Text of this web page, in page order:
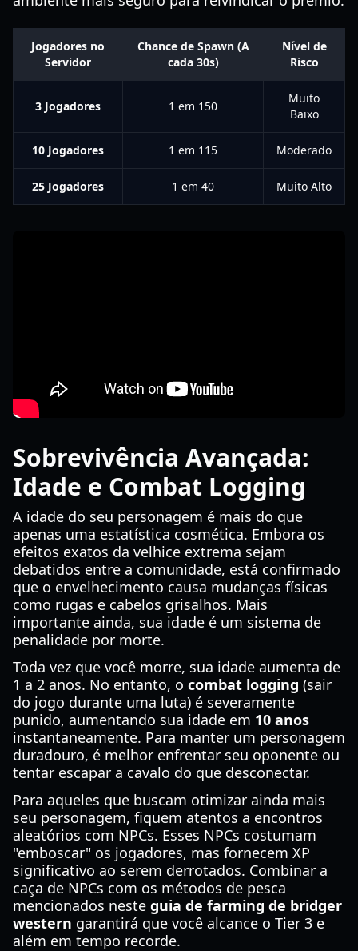
Jogadores no
Servidor
Chance de Spawn (A
cada 30s)
Nível de
Risco
3 Jogadores 1 em 150
Muito
Baixo
10 Jogadores 1 em 115 Moderado
25 Jogadores 1 em 40 Muito Alto
Sobrevivência Avançada:
Idade e Combat Logging
A idade do seu personagem é mais do que
apenas uma estatística cosmética. Embora os
efeitos exatos da velhice extrema sejam
debatidos entre a comunidade, está confirmado
que o envelhecimento causa mudanças físicas
como rugas e cabelos grisalhos. Mais
importante ainda, sua idade é um sistema de
penalidade por morte.
Toda vez que você morre, sua idade aumenta de
1 a 2 anos. No entanto, o combat logging (sair
do jogo durante uma luta) é severamente
punido, aumentando sua idade em 10 anos
instantaneamente. Para manter um personagem
duradouro, é melhor enfrentar seu oponente ou
tentar escapar a cavalo do que desconectar.
Para aqueles que buscam otimizar ainda mais
seu personagem, fiquem atentos a encontros
aleatórios com NPCs. Esses NPCs costumam
"emboscar" os jogadores, mas fornecem XP
significativo ao serem derrotados. Combinar a
caça de NPCs com os métodos de pesca
mencionados neste guia de farming de bridger
western garantirá que você alcance o Tier 3 e
além em tempo recorde.